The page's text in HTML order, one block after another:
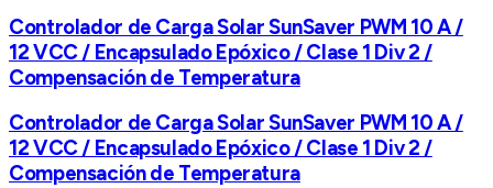
Controlador de Carga Solar SunSaver PWM 10 A /
12 VCC / Encapsulado Epóxico / Clase 1 Div 2 /
Compensación de Temperatura
Controlador de Carga Solar SunSaver PWM 10 A /
12 VCC / Encapsulado Epóxico / Clase 1 Div 2 /
Compensación de Temperatura